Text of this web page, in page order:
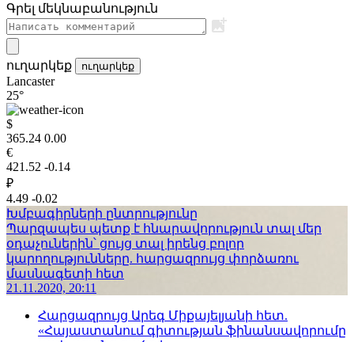
Գրել մեկնաբանություն
ուղարկեք ուղարկեք
Lancaster
25°
$
365.24 0.00
€
421.52 -0.14
₽
4.49 -0.02
Խմբագիրների ընտրությունը
Պարզապես պետք է հնարավորություն տալ մեր
օդաչուներին՝ ցույց տալ իրենց բոլոր
կարողությունները. հարցազրույց փորձառու
մասնագետի հետ
21.11.2020, 20:11
Հարցազրույց Արեգ Միքայելյանի հետ.
«Հայաստանում գիտության ֆինանսավորումը